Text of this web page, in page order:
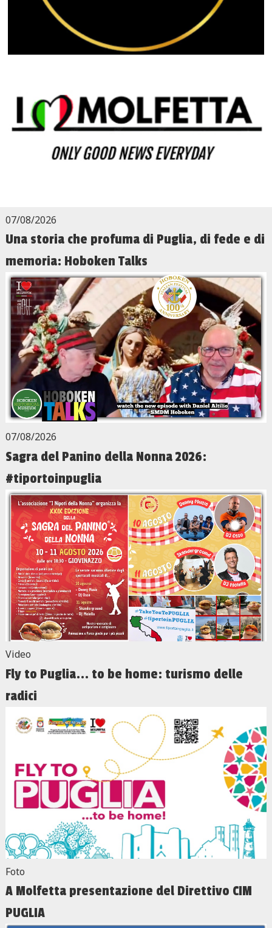
07/08/2026
Una storia che profuma di Puglia, di fede e di
memoria: Hoboken Talks
07/08/2026
Sagra del Panino della Nonna 2026:
#tiportoinpuglia
Video
Fly to Puglia... to be home: turismo delle
radici
Foto
A Molfetta presentazione del Direttivo CIM
PUGLIA